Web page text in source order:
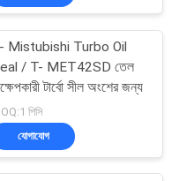
Mistubishi Turbo Oil
/ T- MET42SD তেল
টার্বো সীল অংশের জন্য
পিসি
যোগাযোগ